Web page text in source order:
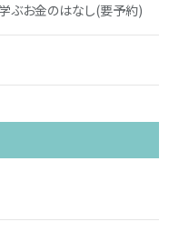
ぶお金のはなし(要予約)